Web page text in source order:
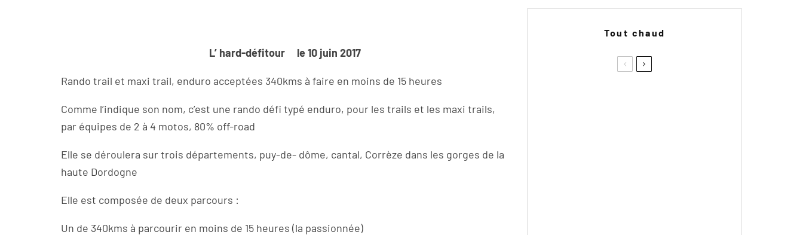
L’ hard-défitour le 10 juin 2017
Rando trail et maxi trail, enduro acceptées 340kms à faire en moins de 15 heures
Comme l’indique son nom, c’est une rando défi typé enduro, pour les trails et les maxi trails,
par équipes de 2 à 4 motos, 80% off-road
Elle se déroulera sur trois départements, puy-de- dôme, cantal, Corrèze dans les gorges de la
haute Dordogne
Elle est composée de deux parcours :
Un de 340kms à parcourir en moins de 15 heures (la passionnée)
Tout chaud